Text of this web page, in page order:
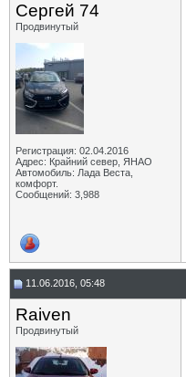
Сергей 74
Продвинутый
Регистрация: 02.04.2016
Адрес: Крайний север, ЯНАО
Автомобиль: Лада Веста,
комфорт.
Сообщений: 3,988
11.06.2016, 05:48
Raiven
Продвинутый